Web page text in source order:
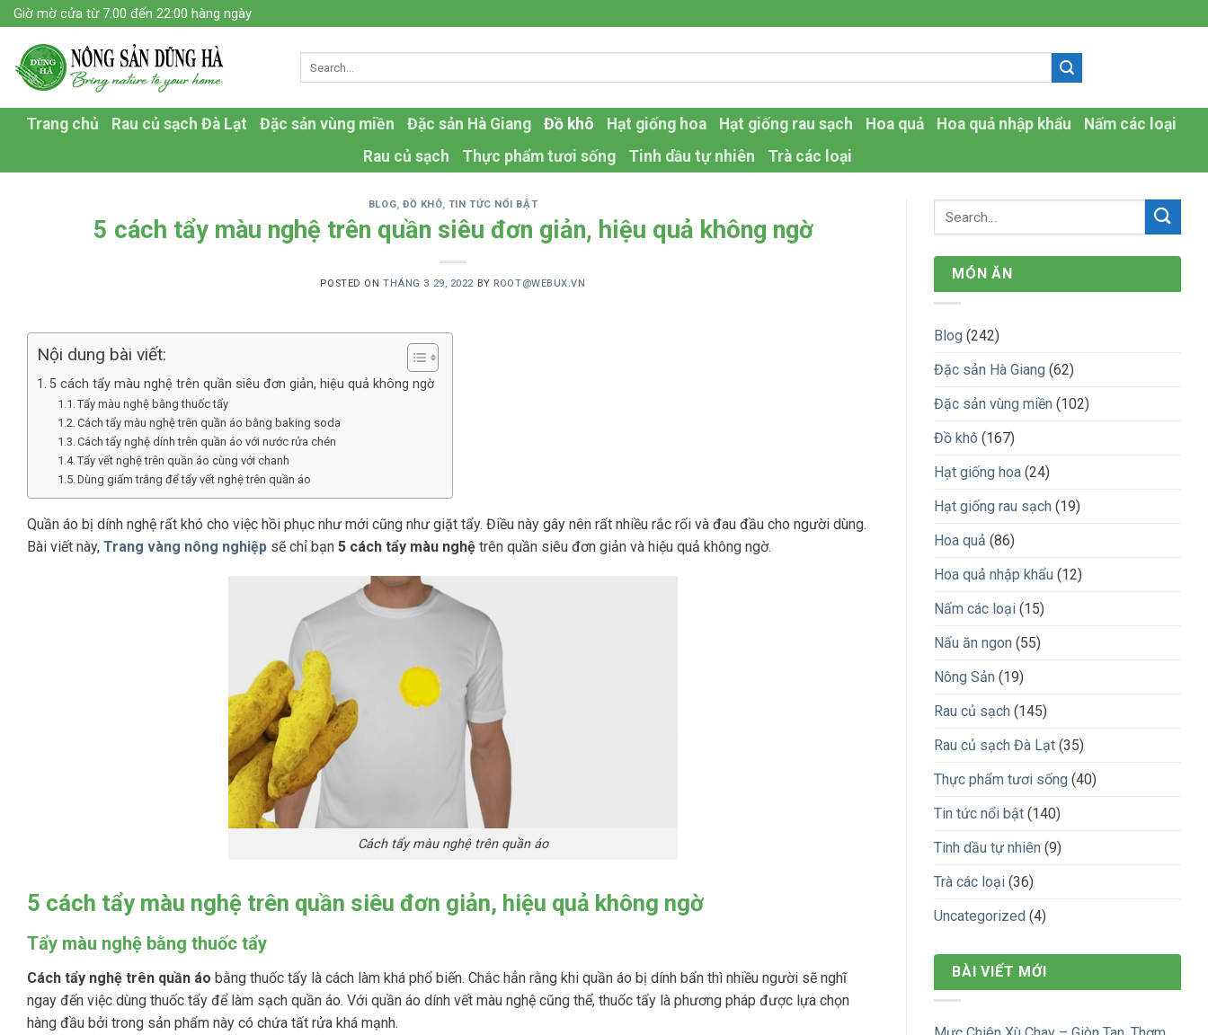
Skip
to
content
Giờ mờ cửa từ 7:00 đến 22:00 hàng ngày
Trang chủ Rau củ sạch Đà Lạt Đặc sản vùng miền Đặc sản Hà Giang Đồ khô Hạt giống hoa Hạt giống rau sạch Hoa quả Hoa quả nhập khẩu
Nấm các loại
Rau củ sạch
Thực phẩm tươi sống Tinh dầu tự nhiên Trà các loại
BLOG,ĐỒ KHÔ, TIN TỨC NỔI BẬT
5 cách tẩy màu nghệ trên quần siêu đơn giản, hiệu quả không ngờ
POSTED ONTHÁNG 3 29, 2022 BY ROOT@WEBUX.VN
Nội dung bài viết:
5 cách tẩy màu nghệ trên quần siêu đơn giản, hiệu quả không ngờ
Tẩy màu nghệ bằng thuốc tẩy
Cách tẩy màu nghệ trên quần áo bằng baking soda
Cách tẩy nghệ dính trên quần áo với nước rửa chén
Tẩy vết nghệ trên quần áo cùng với chanh
Dùng giấm trắng để tẩy vết nghệ trên quần áo
Quần áo bị dính nghệ rất khó cho việc hồi phục như mới cũng như giặt tẩy. Điều này gây nên rất nhiều rắc rối và đau đầu cho người dùng.
Bài viết này, Trang vàng nông nghiệp sẽ chỉ bạn 5 cách tẩy màu nghệ trên quần siêu đơn giản và hiệu quả không ngờ.
Cách tẩy màu nghệ trên quần áo
5 cách tẩy màu nghệ trên quần siêu đơn giản, hiệu quả không ngờ
Tẩy màu nghệ bằng thuốc tẩy
Cách tẩy nghệ trên quần áo bằng thuốc tẩy là cách làm khá phổ biến. Chắc hẳn rằng khi quần áo bị dính bẩn thì nhiều người sẽ nghĩ
ngay đến việc dùng thuốc tẩy để làm sạch quần áo. Với quần áo dính vết màu nghệ cũng thế, thuốc tẩy là phương pháp được lựa chọn
hàng đầu bởi trong sản phẩm này có chứa tất rửa khá mạnh.
MÓN ĂN
Blog (242)
Đặc sản Hà Giang (62)
Đặc sản vùng miền (102)
Đồ khô (167)
Hạt giống hoa (24)
Hạt giống rau sạch (19)
Hoa quả (86)
Hoa quả nhập khẩu (12)
Nấm các loại (15)
Nấu ăn ngon (55)
Nông Sản (19)
Rau củ sạch (145)
Rau củ sạch Đà Lạt (35)
Thực phẩm tươi sống (40)
Tin tức nổi bật (140)
Tinh dầu tự nhiên (9)
Trà các loại (36)
Uncategorized (4)
BÀI VIẾT MỚI